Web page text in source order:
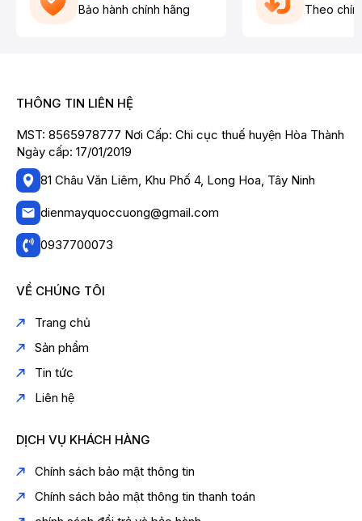
Bảo hành chính hãng Theo
THÔNG TIN LIÊN HỆ
MST: 8565978777 Nơi Cấp: Chi cục thuế huyện Hòa Thành
Ngày cấp: 17/01/2019
81 Châu Văn Liêm, Khu Phố 4, Long Hoa, Tây Ninh
dienmayquoccuong@gmail.com
0937700073
VỀ CHÚNG TÔI
Trang chủ
Sản phẩm
Tin tức
Liên hệ
DỊCH VỤ KHÁCH HÀNG
Chính sách bảo mật thông tin
Chính sách bảo mật thông tin thanh toán